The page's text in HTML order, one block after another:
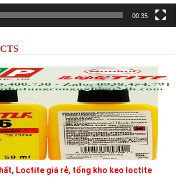
00:35
Loctite giá rẻ, tổng kho keo loctite